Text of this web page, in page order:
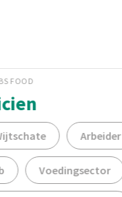
FOOD
Arbeider
Voedingsector